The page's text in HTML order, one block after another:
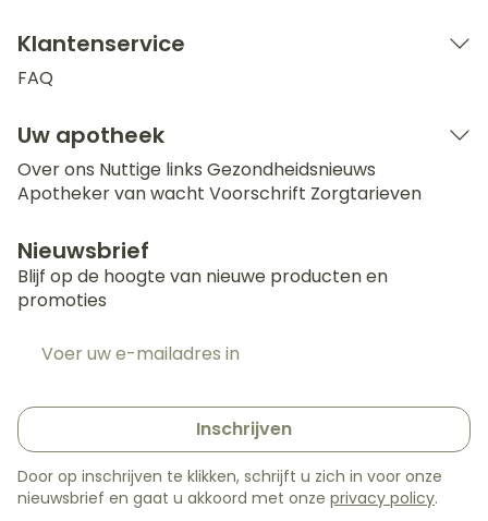
Klantenservice
FAQ
Uw apotheek
Over ons Nuttige links Gezondheidsnieuws
Apotheker van wacht Voorschrift Zorgtarieven
Nieuwsbrief
Blijf op de hoogte van nieuwe producten en
promoties
Inschrijven
Door op inschrijven te klikken, schrijft u zich in voor onze
nieuwsbrief en gaat u akkoord met onze privacy policy.